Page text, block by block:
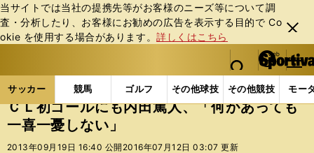
当サイトでは当社の提携先等がお客様のニーズ等について調
査・分析したり、お客様にお勧めの広告を表⽰する⽬的で Co
okie を使⽤する場合があります。詳しくはこちら
閉じ
る
web Sportiva (webスポルティーバ)
検索
マイペ
ー
ジ
メニュ
サッカー 競馬 ゴルフ その他球技 その他競技 モー
ス
ポ
ル
サッカーの記事一覧 海外サッカー 海外サッカー
ＣＬ初ゴールにも内田篤人、「何があっても
一喜一憂しない」
2013年09月19日 16:40 公開 2016年07月12日 03:07 更新